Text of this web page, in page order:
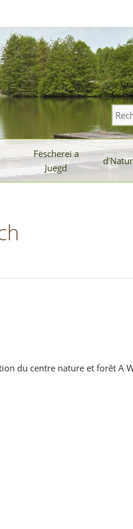
Fëscherei a
Juegd
sur
le
site
du centre nature et forêt A